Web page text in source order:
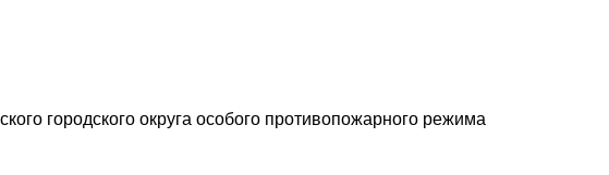
городского округа особого противопожарного режима